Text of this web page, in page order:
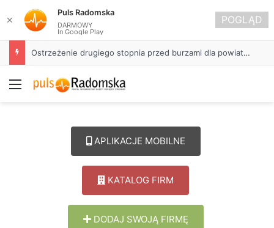
Ostrzeżenie drugiego stopnia przed burzami dla powiatu radomszczańskiego
Menu
APLIKACJE MOBILNE
KATALOG FIRM
DODAJ SWOJĄ FIRMĘ
✕
Puls Radomska
DARMOWY
In Google Play
POGLĄD